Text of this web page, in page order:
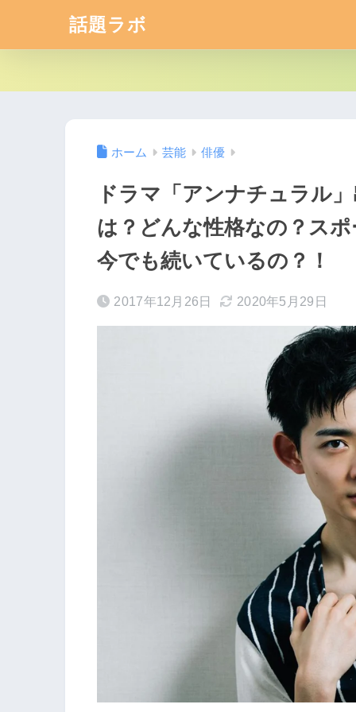
話題ラボ
ホーム 芸能 俳優
ドラマ「アンナチュラル
は？どんな性格なの？ス
今でも続いているの？！
2017年12月26日 2020年5月29日